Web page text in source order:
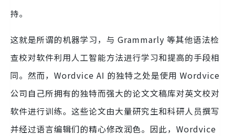
持。
这就是所谓的机器学习，与 Grammarly 等其他语法检
查校对软件利用人工智能方法进行学习和提高的手段相
同。然而，Wordvice AI 的独特之处是使用 Wordvice
公司自己所拥有的独特而强大的论文文稿库对英文校对
软件进行训练。这些论文由大量研究生和科研人员撰写
并经过语言编辑们的精心修改润色。因此，Wordvice